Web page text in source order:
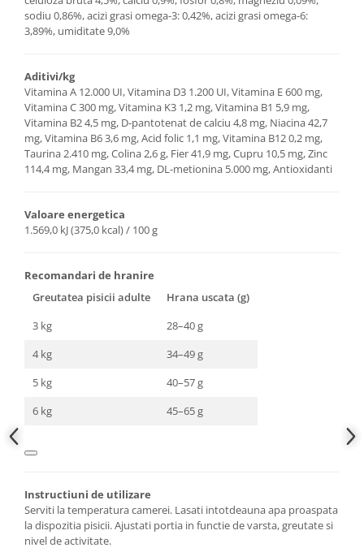
sodiu 0,86%, acizi grasi omega-3: 0,42%, acizi grasi omega-6:
3,89%, umiditate 9,0%
Aditivi/kg
Vitamina A 12.000 UI, Vitamina D3 1.200 UI, Vitamina E 600 mg,
Vitamina C 300 mg, Vitamina K3 1,2 mg, Vitamina B1 5,9 mg,
Vitamina B2 4,5 mg, D-pantotenat de calciu 4,8 mg, Niacina 42,7
mg, Vitamina B6 3,6 mg, Acid folic 1,1 mg, Vitamina B12 0,2 mg,
Taurina 2.410 mg, Colina 2,6 g, Fier 41,9 mg, Cupru 10,5 mg, Zinc
114,4 mg, Mangan 33,4 mg, DL-metionina 5.000 mg, Antioxidanti
Valoare energetica
1.569,0 kJ (375,0 kcal) / 100 g
Recomandari de hranire
Greutatea pisicii adulte
Hrana uscata (g)
3 kg
28–40 g
4 kg
34–49 g
5 kg
40–57 g
6 kg
45–65 g
Instructiuni de utilizare
Serviti la temperatura camerei. Lasati intotdeauna apa proaspata
la dispozitia pisicii. Ajustati portia in functie de varsta, greutate si
nivel de activitate.